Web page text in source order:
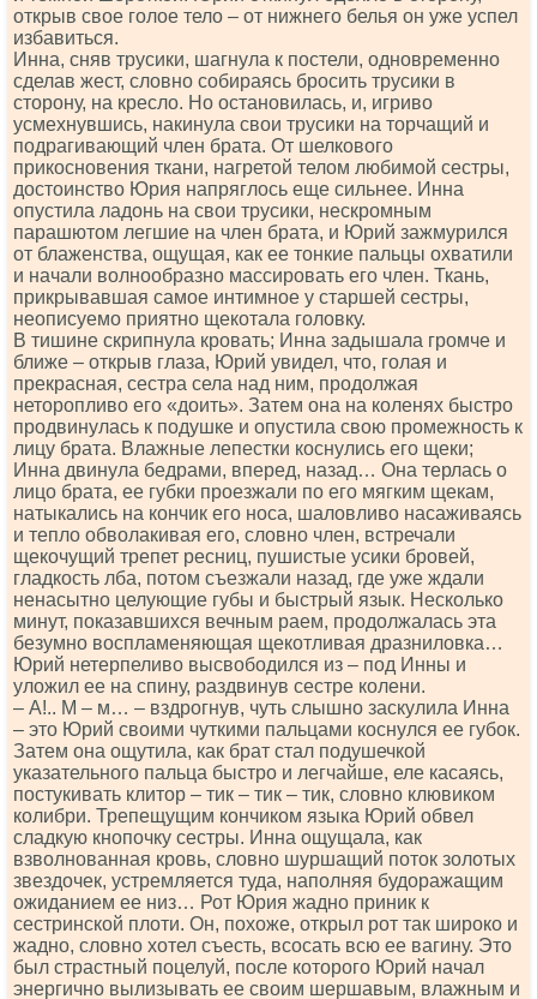
открыв свое голое тело – от нижнего белья он уже успел
избавиться.
Инна, сняв трусики, шагнула к постели, одновременно
сделав жест, словно собираясь бросить трусики в
сторону, на кресло. Но остановилась, и, игриво
усмехнувшись, накинула свои трусики на торчащий и
подрагивающий член брата. От шелкового
прикосновения ткани, нагретой телом любимой сестры,
достоинство Юрия напряглось еще сильнее. Инна
опустила ладонь на свои трусики, нескромным
парашютом легшие на член брата, и Юрий зажмурился
от блаженства, ощущая, как ее тонкие пальцы охватили
и начали волнообразно массировать его член. Ткань,
прикрывавшая самое интимное у старшей сестры,
неописуемо приятно щекотала головку.
В тишине скрипнула кровать; Инна задышала громче и
ближе – открыв глаза, Юрий увидел, что, голая и
прекрасная, сестра села над ним, продолжая
неторопливо его «доить». Затем она на коленях быстро
продвинулась к подушке и опустила свою промежность к
лицу брата. Влажные лепестки коснулись его щеки;
Инна двинула бедрами, вперед, назад… Она терлась о
лицо брата, ее губки проезжали по его мягким щекам,
натыкались на кончик его носа, шаловливо насаживаясь
и тепло обволакивая его, словно член, встречали
щекочущий трепет ресниц, пушистые усики бровей,
гладкость лба, потом съезжали назад, где уже ждали
ненасытно целующие губы и быстрый язык. Несколько
минут, показавшихся вечным раем, продолжалась эта
безумно воспламеняющая щекотливая дразниловка…
Юрий нетерпеливо высвободился из – под Инны и
уложил ее на спину, раздвинув сестре колени.
– А!.. М – м… – вздрогнув, чуть слышно заскулила Инна
– это Юрий своими чуткими пальцами коснулся ее губок.
Затем она ощутила, как брат стал подушечкой
указательного пальца быстро и легчайше, еле касаясь,
постукивать клитор – тик – тик – тик, словно клювиком
колибри. Трепещущим кончиком языка Юрий обвел
сладкую кнопочку сестры. Инна ощущала, как
взволнованная кровь, словно шуршащий поток золотых
звездочек, устремляется туда, наполняя будоражащим
ожиданием ее низ… Рот Юрия жадно приник к
сестринской плоти. Он, похоже, открыл рот так широко и
жадно, словно хотел съесть, всосать всю ее вагину. Это
был страстный поцелуй, после которого Юрий начал
энергично вылизывать ее своим шершавым, влажным и